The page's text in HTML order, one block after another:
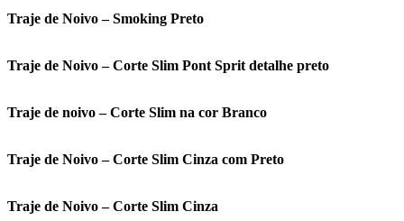
Traje de Noivo – Smoking Preto
Traje de Noivo – Corte Slim Pont Sprit detalhe preto
Traje de noivo – Corte Slim na cor Branco
Traje de Noivo – Corte Slim Cinza com Preto
Traje de Noivo – Corte Slim Cinza